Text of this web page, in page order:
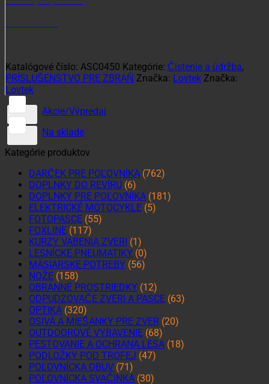
Katalógové číslo: ASC0450 Kategórie: Čistenie a údržba,
PRÍSLUŠENSTVO PRE ZBRAŇ Značka: Lovtek Značka:
Lovtek
Akcie/Výpredaj
Na sklade
Kategórie produktov
DARČEK PRE POĽOVNÍKA (762)
DOPLNKY DO REVÍRU (6)
DOPLNKY PRE POĽOVNÍKA (181)
ELEKTRICKÉ MOTOCYKLE (5)
FOTOPASCE (55)
FOXLINE (117)
KURZY VÁBENIA ZVERI (1)
LESNÍCKE PNEUMATIKY (0)
MÄSIARSKE POTREBY (56)
NOŽE (158)
OBRANNÉ PROSTRIEDKY (12)
ODPUDZOVAČE ZVERI A PASCE (63)
OPTIKA (320)
OSIVÁ A MIEŠANKY PRE ZVER (20)
OUTDOOROVÉ VYBAVENIE (68)
PESTOVANIE A OCHRANA LESA (18)
PODLOŽKY POD TROFEJ (47)
POĽOVNÍCKA OBUV (71)
POĽOVNÍCKA SVAČINKA (30)